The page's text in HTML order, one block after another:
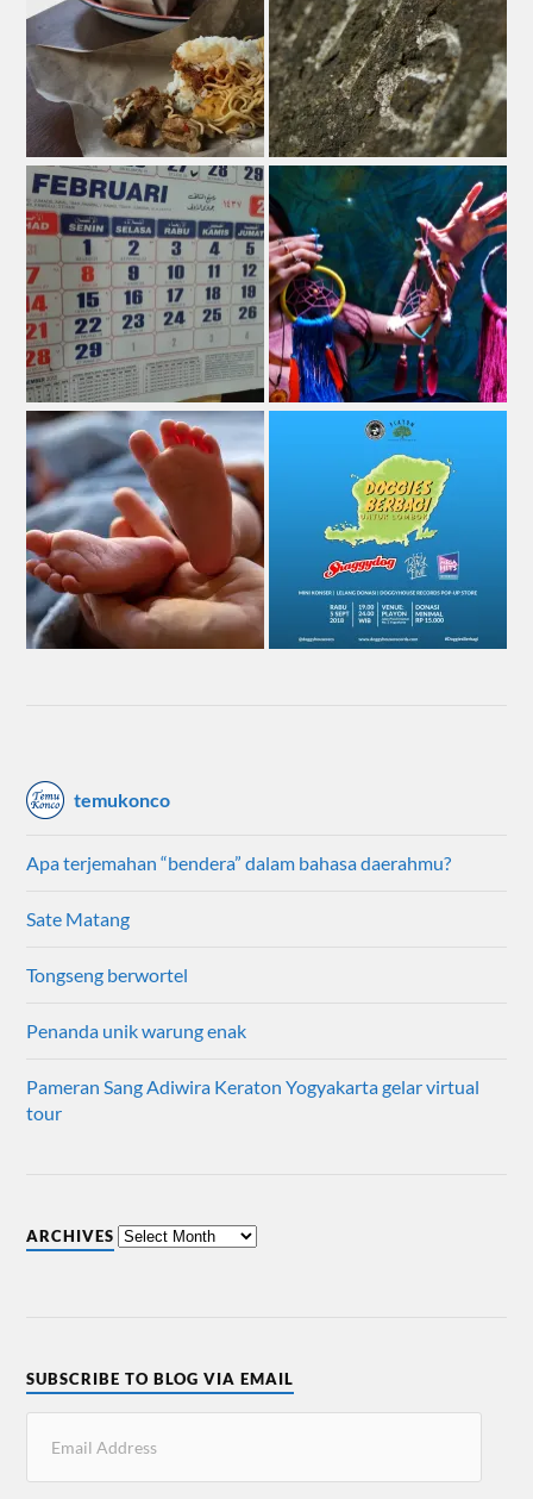
temukonco
Apa terjemahan “bendera” dalam bahasa daerahmu?
Sate Matang
Tongseng berwortel
Penanda unik warung enak
Pameran Sang Adiwira Keraton Yogyakarta gelar virtual
tour
ARCHIVES
SUBSCRIBE TO BLOG VIA EMAIL